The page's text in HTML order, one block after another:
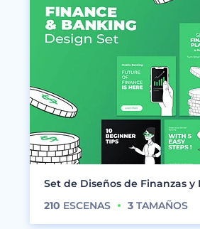
Set de Diseños de Finanzas y
210 ESCENAS 3 TAMAÑOS